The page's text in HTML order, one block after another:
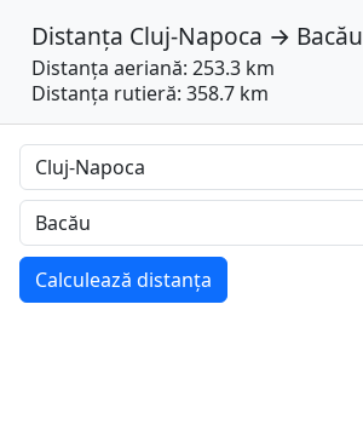
Distanța Cluj-Napoca → Bacău
Distanța aeriană: 253.3 km
Distanța rutieră: 358.7 km
Calculează distanța